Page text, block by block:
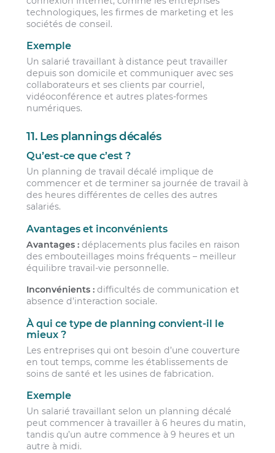
technologiques, les firmes de marketing et les
sociétés de conseil.
Exemple
Un salarié travaillant à distance peut travailler
depuis son domicile et communiquer avec ses
collaborateurs et ses clients par courriel,
vidéoconférence et autres plates-formes
numériques.
11. Les plannings décalés
Qu’est-ce que c’est ?
Un planning de travail décalé implique de
commencer et de terminer sa journée de travail à
des heures différentes de celles des autres
salariés.
Avantages et inconvénients
Avantages : déplacements plus faciles en raison
des embouteillages moins fréquents – meilleur
équilibre travail-vie personnelle.
Inconvénients : difficultés de communication et
absence d’interaction sociale.
À qui ce type de planning convient-il le
mieux ?
Les entreprises qui ont besoin d’une couverture
en tout temps, comme les établissements de
soins de santé et les usines de fabrication.
Exemple
Un salarié travaillant selon un planning décalé
peut commencer à travailler à 6 heures du matin,
tandis qu’un autre commence à 9 heures et un
autre à midi.